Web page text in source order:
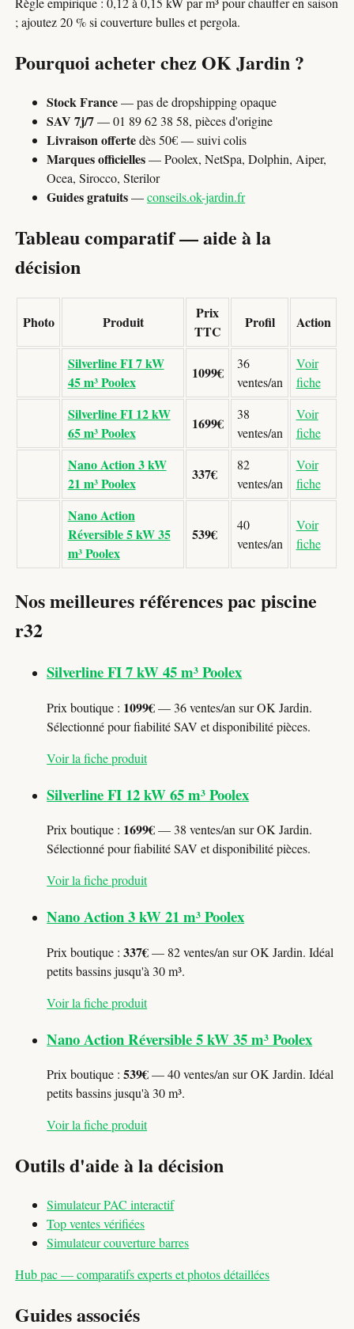
; ajoutez 20 % si couverture bulles et pergola.
Pourquoi acheter chez OK Jardin ?
Stock France— pas de dropshipping opaque
SAV 7j/7— 01 89 62 38 58, pièces d'origine
Livraison offertedès 50€ — suivi colis
Marques officielles— Poolex, NetSpa, Dolphin, Aiper,
Ocea, Sirocco, Sterilor
Guides gratuits—conseils.ok-jardin.fr
Tableau comparatif — aide à la
décision
Photo Produit
Prix
TTC
Profil Action
Silverline FI 7 kW
45 m³ Poolex
1099€
36
ventes/an
Voir
fiche
Silverline FI 12 kW
65 m³ Poolex
1699€
38
ventes/an
Voir
fiche
Nano Action 3 kW
21 m³ Poolex
337€
82
ventes/an
Voir
fiche
Nano Action
Réversible 5 kW 35
m³ Poolex
539€
40
ventes/an
Voir
fiche
Nos meilleures références pac piscine
r32
Silverline FI 7 kW 45 m³ Poolex
Prix boutique : 1099€— 36 ventes/an sur OK Jardin.
Sélectionné pour fiabilité SAV et disponibilité pièces.
Voir la fiche produit
Silverline FI 12 kW 65 m³ Poolex
Prix boutique : 1699€— 38 ventes/an sur OK Jardin.
Sélectionné pour fiabilité SAV et disponibilité pièces.
Voir la fiche produit
Nano Action 3 kW 21 m³ Poolex
Prix boutique :337€— 82 ventes/an sur OK Jardin. Idéal
petits bassins jusqu'à 30 m³.
Voir la fiche produit
Nano Action Réversible 5 kW 35 m³ Poolex
Prix boutique :539€— 40 ventes/an sur OK Jardin. Idéal
petits bassins jusqu'à 30 m³.
Voir la fiche produit
Outils d'aide à la décision
Simulateur PAC interactif
Top ventes vérifiées
Simulateur couverture barres
Hub pac — comparatifs experts et photos détaillées
Guides associés